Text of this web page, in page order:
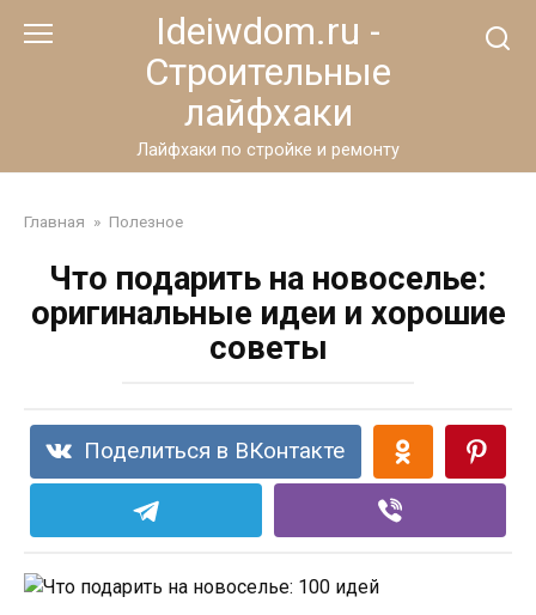
Ideiwdom.ru -
Строительные
лайфхаки
Лайфхаки по стройке и ремонту
Главная » Полезное
Что подарить на новоселье:
оригинальные идеи и хорошие
советы
Поделиться в ВКонтакте